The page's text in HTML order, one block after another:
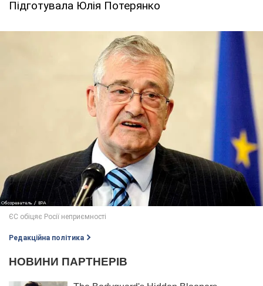
Підготувала Юлія Потерянко
Редакційна політика